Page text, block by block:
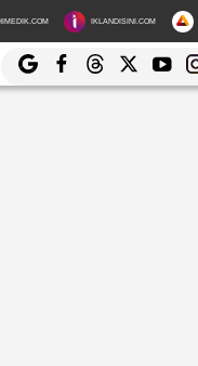
IKLANDISINI.COM